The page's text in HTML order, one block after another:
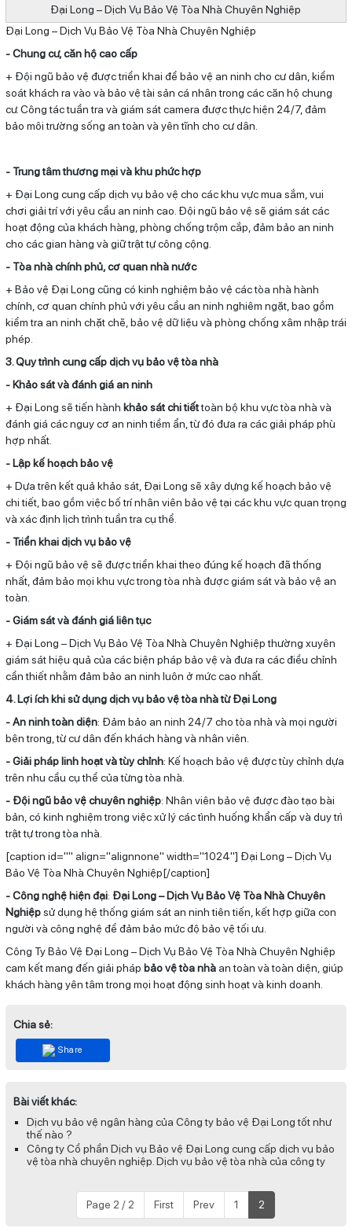
Đại Long – Dịch Vụ Bảo Vệ Tòa Nhà Chuyên Nghiệp
Đại Long – Dịch Vụ Bảo Vệ Tòa Nhà Chuyên Nghiệp
- Chung cư, căn hộ cao cấp
+ Đội ngũ bảo vệ được triển khai để bảo vệ an ninh cho cư dân, kiểm
soát khách ra vào và bảo vệ tài sản cá nhân trong các căn hộ chung
cư. Công tác tuần tra và giám sát camera được thực hiện 24/7, đảm
bảo môi trường sống an toàn và yên tĩnh cho cư dân.
- Trung tâm thương mại và khu phức hợp
+ Đại Long cung cấp dịch vụ bảo vệ cho các khu vực mua sắm, vui
chơi giải trí với yêu cầu an ninh cao. Đội ngũ bảo vệ sẽ giám sát các
hoạt động của khách hàng, phòng chống trộm cắp, đảm bảo an ninh
cho các gian hàng và giữ trật tự công cộng.
- Tòa nhà chính phủ, cơ quan nhà nước
+ Bảo vệ Đại Long cũng có kinh nghiệm bảo vệ các tòa nhà hành
chính, cơ quan chính phủ với yêu cầu an ninh nghiêm ngặt, bao gồm
kiểm tra an ninh chặt chẽ, bảo vệ dữ liệu và phòng chống xâm nhập trái
phép.
3. Quy trình cung cấp dịch vụ bảo vệ tòa nhà
- Khảo sát và đánh giá an ninh
+ Đại Long sẽ tiến hành khảo sát chi tiếttoàn bộ khu vực tòa nhà và
đánh giá các nguy cơ an ninh tiềm ẩn, từ đó đưa ra các giải pháp phù
hợp nhất.
- Lập kế hoạch bảo vệ
+ Dựa trên kết quả khảo sát, Đại Long sẽ xây dựng kế hoạch bảo vệ
chi tiết, bao gồm việc bố trí nhân viên bảo vệ tại các khu vực quan trọng
và xác định lịch trình tuần tra cụ thể.
- Triển khai dịch vụ bảo vệ
+ Đội ngũ bảo vệ sẽ được triển khai theo đúng kế hoạch đã thống
nhất, đảm bảo mọi khu vực trong tòa nhà được giám sát và bảo vệ an
toàn.
- Giám sát và đánh giá liên tục
+ Đại Long – Dịch Vụ Bảo Vệ Tòa Nhà Chuyên Nghiệp thường xuyên
giám sát hiệu quả của các biện pháp bảo vệ và đưa ra các điều chỉnh
cần thiết nhằm đảm bảo an ninh luôn ở mức cao nhất.
4. Lợi ích khi sử dụng dịch vụ bảo vệ tòa nhà từ Đại Long
- An ninh toàn diện: Đảm bảo an ninh 24/7 cho tòa nhà và mọi người
bên trong, từ cư dân đến khách hàng và nhân viên.
- Giải pháp linh hoạt và tùy chỉnh: Kế hoạch bảo vệ được tùy chỉnh dựa
trên nhu cầu cụ thể của từng tòa nhà.
- Đội ngũ bảo vệ chuyên nghiệp: Nhân viên bảo vệ được đào tạo bài
bản, có kinh nghiệm trong việc xử lý các tình huống khẩn cấp và duy trì
trật tự trong tòa nhà.
[caption id="" align="alignnone" width="1024"] Đại Long – Dịch Vụ
Bảo Vệ Tòa Nhà Chuyên Nghiệp[/caption]
- Công nghệ hiện đại: Đại Long – Dịch Vụ Bảo Vệ Tòa Nhà Chuyên
Nghiệpsử dụng hệ thống giám sát an ninh tiên tiến, kết hợp giữa con
người và công nghệ để đảm bảo mức độ bảo vệ tối ưu.
Công Ty Bảo Vệ Đại Long – Dịch Vụ Bảo Vệ Tòa Nhà Chuyên Nghiệp
cam kết mang đến giải pháp bảo vệ tòa nhàan toàn và toàn diện, giúp
khách hàng yên tâm trong mọi hoạt động sinh hoạt và kinh doanh.
Chia sẻ:
Share
Bài viết khác:
Dịch vụ bảo vệ ngân hàng của Công ty bảo vệ Đại Long tốt như
thế nào ?
Công ty Cổ phần Dịch vụ Bảo vệ Đại Long cung cấp dịch vụ bảo
vệ tòa nhà chuyên nghiệp. Dịch vụ bảo vệ tòa nhà của công ty
Page 2 / 2 First Prev 1 2